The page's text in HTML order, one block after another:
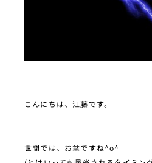
こんにちは、江藤です。
世間では、お盆ですね^o^